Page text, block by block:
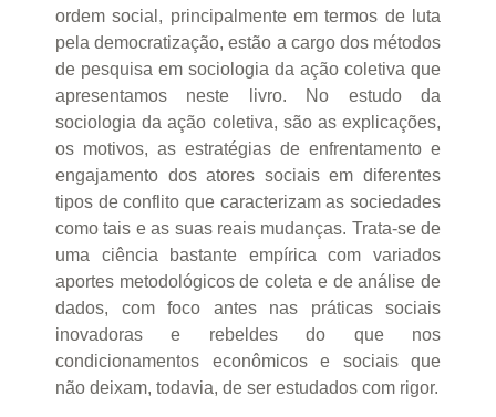
ordem social, principalmente em termos de luta
pela democratização, estão a cargo dos métodos
de pesquisa em sociologia da ação coletiva que
apresentamos neste livro. No estudo da
sociologia da ação coletiva, são as explicações,
os motivos, as estratégias de enfrentamento e
engajamento dos atores sociais em diferentes
tipos de conflito que caracterizam as sociedades
como tais e as suas reais mudanças. Trata-se de
uma ciência bastante empírica com variados
aportes metodológicos de coleta e de análise de
dados, com foco antes nas práticas sociais
inovadoras e rebeldes do que nos
condicionamentos econômicos e sociais que
não deixam, todavia, de ser estudados com rigor.